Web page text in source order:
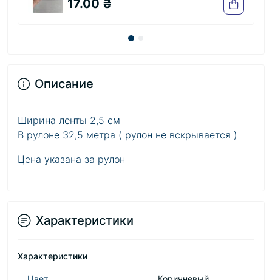
Описание
Ширина ленты 2,5 см
В рулоне 32,5 метра ( рулон не вскрывается )
Цена указана за рулон
Характеристики
Характеристики